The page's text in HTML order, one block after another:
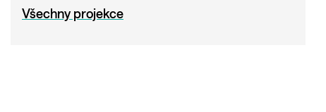
Všechny projekce